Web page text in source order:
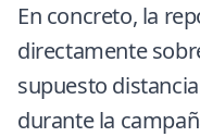
En concreto, la
directamente
supuesto
durante la